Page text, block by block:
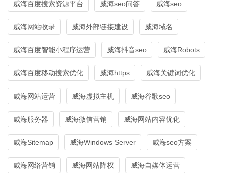
威海百度搜索资源平台 威海seo问答 威海seo
威海网站收录 威海外部链接建设 威海域名
威海百度智能小程序运营 威海抖音seo 威海Robots
威海百度移动搜索优化 威海https 威海关键词优化
威海网站运营 威海虚拟主机 威海谷歌seo
威海服务器 威海微信营销 威海网站内容优化
威海Sitemap 威海Windows Server 威海seo方案
威海网络营销 威海网站降权 威海自媒体运营